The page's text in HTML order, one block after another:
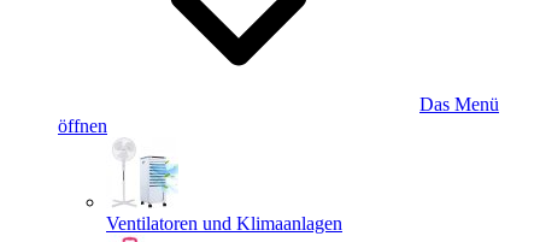
Das Menü
öffnen
Ventilatoren und Klimaanlagen